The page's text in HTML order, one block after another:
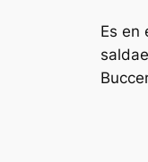
Es en